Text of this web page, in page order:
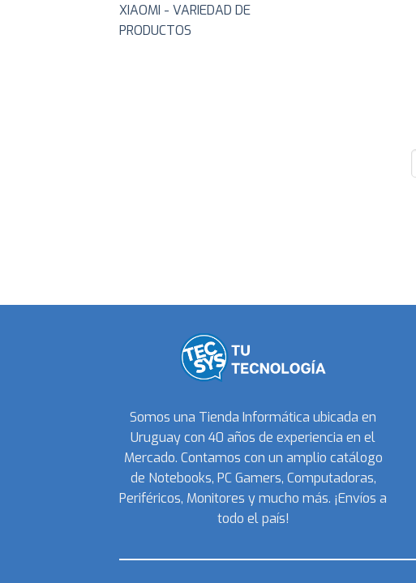
XIAOMI - VARIEDAD DE
PRODUCTOS
Somos una Tienda Informática ubicada en
Uruguay con 40 años de experiencia en el
Mercado. Contamos con un amplio catálogo
de Notebooks, PC Gamers, Computadoras,
Periféricos, Monitores y mucho más. ¡Envíos a
todo el país!